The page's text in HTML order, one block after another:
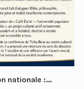
nationale :...